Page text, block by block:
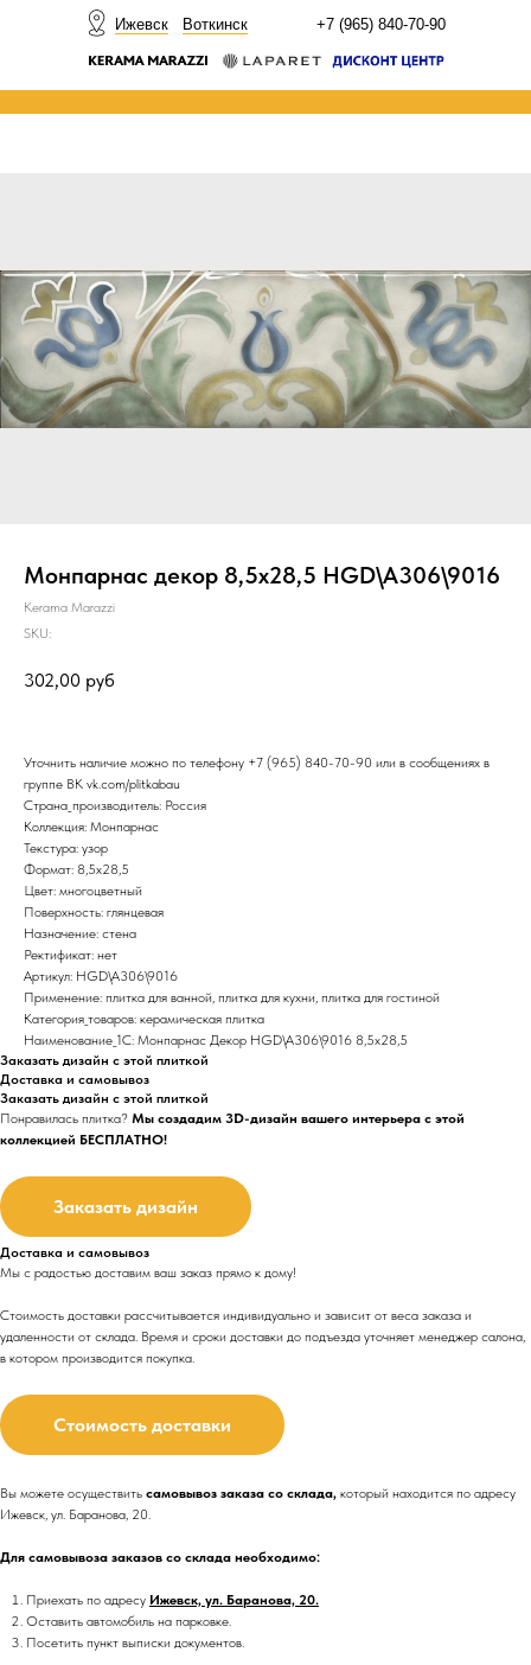
+7 (965) 840-70-90
Ижевск Воткинск
Монпарнас декор 8,5х28,5 HGD\A306\9016
Kerama Marazzi
SKU:
302,00 руб
Уточнить наличие можно по телефону +7 (965) 840-70-90 или в сообщениях в
группе ВК vk.com/plitkabau
Страна_производитель: Россия
Коллекция: Монпарнас
Текстура: узор
Формат: 8,5x28,5
Цвет: многоцветный
Поверхность: глянцевая
Назначение: стена
Ректификат: нет
Артикул: HGD\A306\9016
Применение: плитка для ванной, плитка для кухни, плитка для гостиной
Категория_товаров: керамическая плитка
Наименование_1С: Монпарнас Декор HGD\A306\9016 8,5х28,5
Заказать дизайн с этой плиткой
Доставка и самовывоз
Заказать дизайн с этой плиткой
Понравилась плитка? Мы создадим 3D-дизайн вашего интерьера с этой
коллекцией БЕСПЛАТНО!
Заказать дизайн
Доставка и самовывоз
Мы с радостью доставим ваш заказ прямо к дому!
Стоимость доставки рассчитывается индивидуально и зависит от веса заказа и
удаленности от склада. Время и сроки доставки до подъезда уточняет менеджер салона,
в котором производится покупка.
Стоимость доставки
Вы можете осуществить самовывоз заказа со склада, который находится по адресу
Ижевск, ул. Баранова, 20.
Для самовывоза заказов со склада необходимо:
Приехать по адресу Ижевск, ул. Баранова, 20.
Оставить автомобиль на парковке.
Посетить пункт выписки документов.